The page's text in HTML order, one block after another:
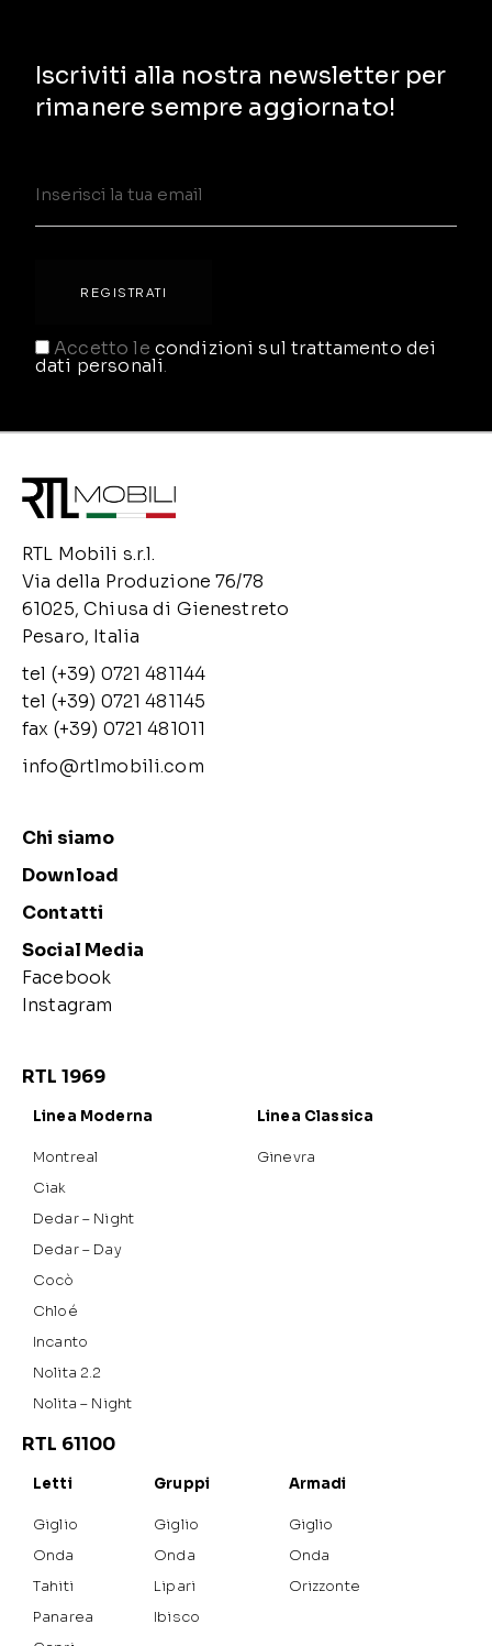
Iscriviti alla nostra newsletter per
rimanere sempre aggiornato!
Accetto le condizioni sul trattamento dei
dati personali.
RTL Mobili s.r.l.
Via della Produzione 76/78
61025, Chiusa di Gienestreto
Pesaro, Italia
tel (+39) 0721 481144
tel (+39) 0721 481145
fax (+39) 0721 481011
info@rtlmobili.com
Chi siamo
Download
Contatti
Social Media
Facebook
Instagram
RTL 1969
Linea Moderna
Montreal
Ciak
Dedar – Night
Dedar – Day
Cocò
Chloé
Incanto
Nolita 2.2
Nolita – Night
Linea Classica
Ginevra
RTL 61100
Letti
Giglio
Onda
Tahiti
Panarea
Gruppi
Giglio
Onda
Lipari
Ibisco
Armadi
Giglio
Onda
Orizzonte